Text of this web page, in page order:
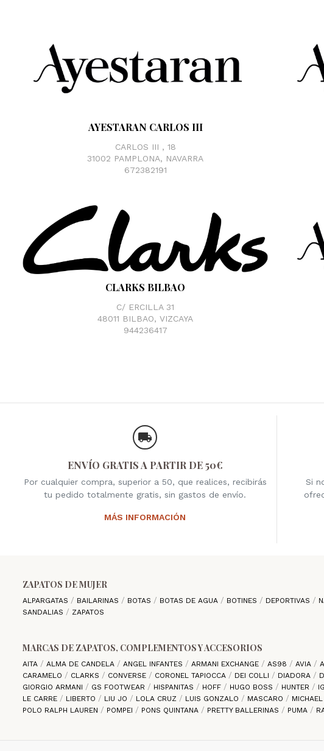
AYESTARAN CARLOS III
CARLOS III , 18
31002 PAMPLONA, NAVARRA
672382191
CLARKS BILBAO
C/ ERCILLA 31
48011 BILBAO, VIZCAYA
944236417
ENVÍO GRATIS A PARTIR DE 50€
Por cualquier compra, superior a 50, que realices, recibirás
tu pedido totalmente gratis, sin gastos de envío.
MÁS INFORMACIÓN
Si
ZAPATOS DE MUJER
ALPARGATAS BAILARINAS BOTAS BOTAS DE AGUA BOTINES DEPORTIVAS
SANDALIAS
ZAPATOS
MARCAS DE ZAPATOS, COMPLEMENTOS Y ACCESORIOS
AITA ALMA DE CANDELA ANGEL INFANTES ARMANI EXCHANGE AS98 AVIA
CARAMELO
CLARKS CONVERSE CORONEL TAPIOCCA DEI COLLI DIADORA
GIORGIO ARMANI
GS FOOTWEAR HISPANITAS HOFF HUGO BOSS HUNTER
LE CARRE
LIBERTO LIU JO LOLA CRUZ LUIS GONZALO MASCARO
POLO RALPH LAUREN
POMPEI PONS QUINTANA PRETTY BALLERINAS PUMA